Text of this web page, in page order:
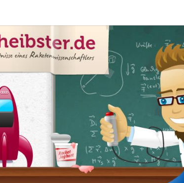
Reime Und
Mehr! In
Blogform.
Total Old
School!